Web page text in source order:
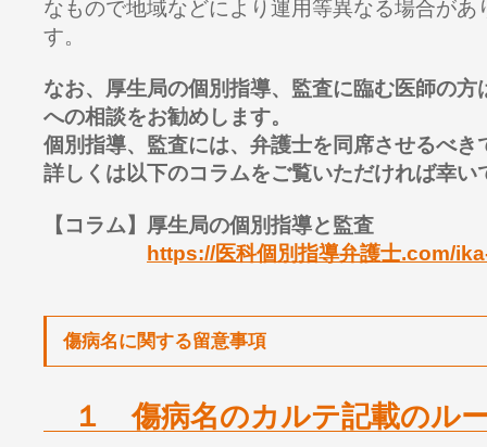
なもので地域などにより運用等異なる場合が
す。
なお、厚生局の個別指導、監査に臨む医師の
への相談をお勧めします。
個別指導、監査には、弁護士を同席させるべき
詳しくは以下のコラムをご覧いただければ幸い
【コラム】厚生局の個別指導と監査
https://医科個別指導弁護士.com/
傷病名に関する留意事項
１ 傷病名のカルテ記載のル